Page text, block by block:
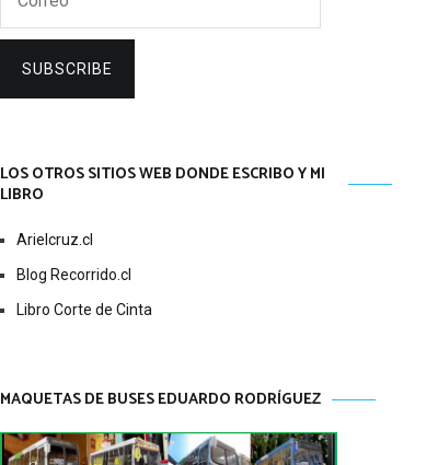
SUBSCRIBE
LOS OTROS SITIOS WEB DONDE ESCRIBO Y MI
LIBRO
Arielcruz.cl
Blog Recorrido.cl
Libro Corte de Cinta
MAQUETAS DE BUSES EDUARDO RODRÍGUEZ